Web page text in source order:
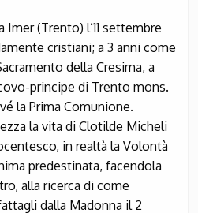
(Trento) l’11 settembre
cristiani; a 3 anni come
della Cresima, a
principe di Trento mons.
la Prima Comunione.
la vita di Clotilde Micheli
in realtà la Volontà
predestinata, facendola
alla ricerca di come
dalla Madonna il 2